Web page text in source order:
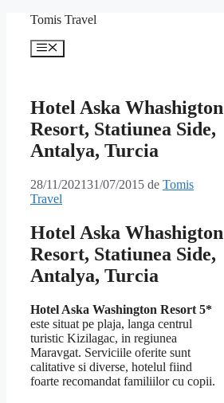
conținut
Tomis Travel
Meniu
Hotel Aska Whashigton
Resort, Statiunea Side,
Antalya, Turcia
28/11/202131/07/2015 de Tomis
Travel
Hotel Aska Whashigton
Resort, Statiunea Side,
Antalya, Turcia
Hotel Aska Washington Resort 5*
este situat pe plaja, langa centrul
turistic Kizilagac, in regiunea
Maravgat. Serviciile oferite sunt
calitative si diverse, hotelul fiind
foarte recomandat familiilor cu copii.